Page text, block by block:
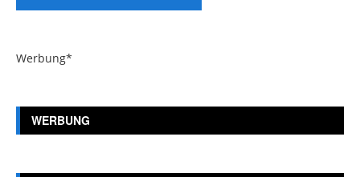
Werbung*
WERBUNG